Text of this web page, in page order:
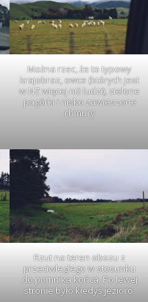
Można rzec, że to typowy
krajobraz, owce (których jest
w NZ więcej niż ludzi), zielone
pagórki i nisko zawieszone
chmury
Rzut na teren obozu z
przeciwległego w stosunku
do pomnika końca. Po lewej
stronie było kiedyś jezioro.